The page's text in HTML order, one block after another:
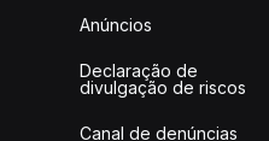
Anúncios
Declaração de
divulgação de riscos
Canal de denúncias